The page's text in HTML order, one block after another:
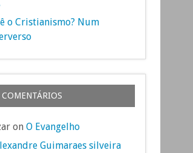
o Cristianismo? Num
onO Evangelho
Guimaraes silveira